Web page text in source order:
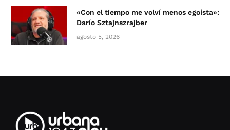
«Con el tiempo me volví menos egoísta»:
Darío Sztajnszrajber
agosto 5, 2026